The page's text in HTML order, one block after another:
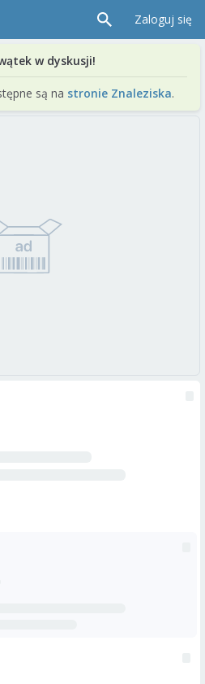
Zaloguj się
w dyskusji!
są na stronie Znaleziska.